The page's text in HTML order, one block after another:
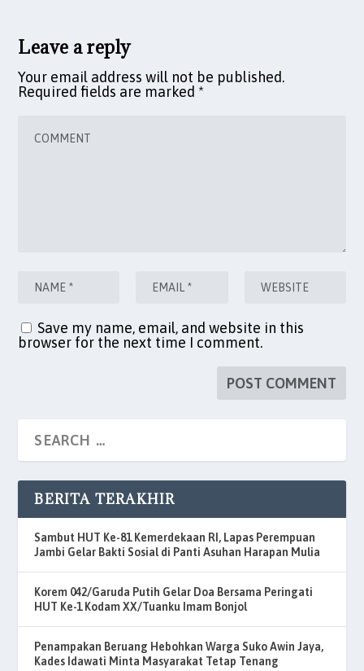
Leave a reply
Your email address will not be published.
Required fields are marked *
Save my name, email, and website in this
browser for the next time I comment.
BERITA TERAKHIR
Sambut HUT Ke-81 Kemerdekaan RI, Lapas Perempuan
Jambi Gelar Bakti Sosial di Panti Asuhan Harapan Mulia
Korem 042/Garuda Putih Gelar Doa Bersama Peringati
HUT Ke-1 Kodam XX/Tuanku Imam Bonjol
Penampakan Beruang Hebohkan Warga Suko Awin Jaya,
Kades Idawati Minta Masyarakat Tetap Tenang